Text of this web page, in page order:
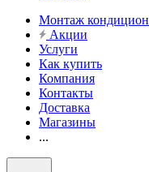
Монтаж
Акции
Услуги
Как купить
Компания
Контакты
Доставка
Магазины
...